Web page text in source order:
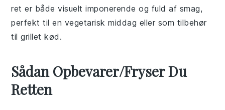
ret er både visuelt imponerende og fuld af smag,
perfekt til en vegetarisk middag eller som tilbehør
tilgrillet kød .
Sådan Opbevarer/Fryser Du
Retten